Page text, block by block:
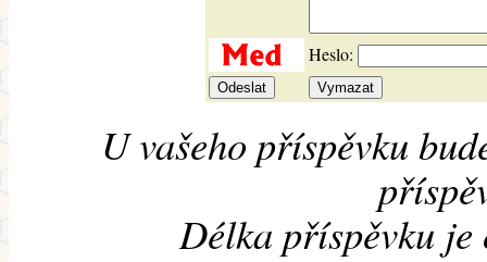
Heslo:
U vašeho příspěvku
Délka příspěvku je